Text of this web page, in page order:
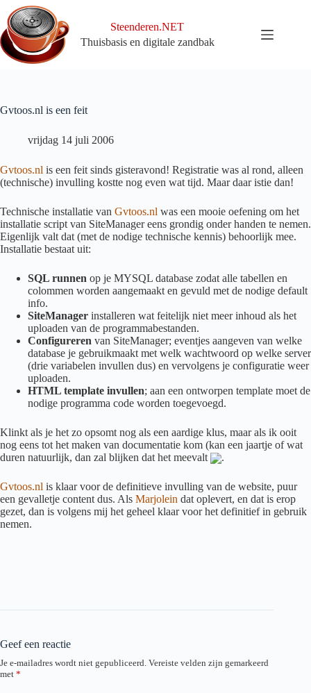
naar
de
inhoud
Steenderen.NET
Thuisbasis en digitale zandbak
Gvtoos.nl is een feit
vrijdag 14 juli 2006
Gvtoos.nl is een feit sinds gisteravond! Registratie was al rond, alleen
(technische) invulling kostte nog even wat tijd. Maar daar istie dan!
Technische installatie van Gvtoos.nl was een mooie oefening om het
installatie script van SiteManager eens grondig onder handen te nemen.
Eigenlijk valt dat (met de nodige technische kennis) behoorlijk mee.
Installatie bestaat uit:
SQL runnen op je MYSQL database zodat alle tabellen en
colommen worden aangemaakt en gevuld met de nodige default
info.
SiteManager installeren wat feitelijk niet meer inhoud als het
uploaden van de programmabestanden.
Configureren van SiteManager; eventjes aangeven van welke
database je gebruikmaakt met welk wachtwoord op welke server
(drie variabelen invullen dus) en vervolgens je configuratie weer
uploaden.
HTML template invullen; aan een ontworpen template moet de
nodige programma code worden toegevoegd.
Klinkt als je het zo opsomt nog als een aardige klus, maar als ik ooit
nog eens tot het maken van documentatie kom (kan een jaartje of wat
duren natuurlijk, dan zal blijken dat het meevalt
.
Gvtoos.nl is klaar voor de definitieve invulling van de website, puur
een gevalletje content dus. Als Marjolein dat oplevert, en dat is erop
gezet, dan is volgens mij het geheel klaar voor het definitief in gebruik
nemen.
Geef een reactie
Je e-mailadres wordt niet gepubliceerd. Vereiste velden zijn gemarkeerd
met *